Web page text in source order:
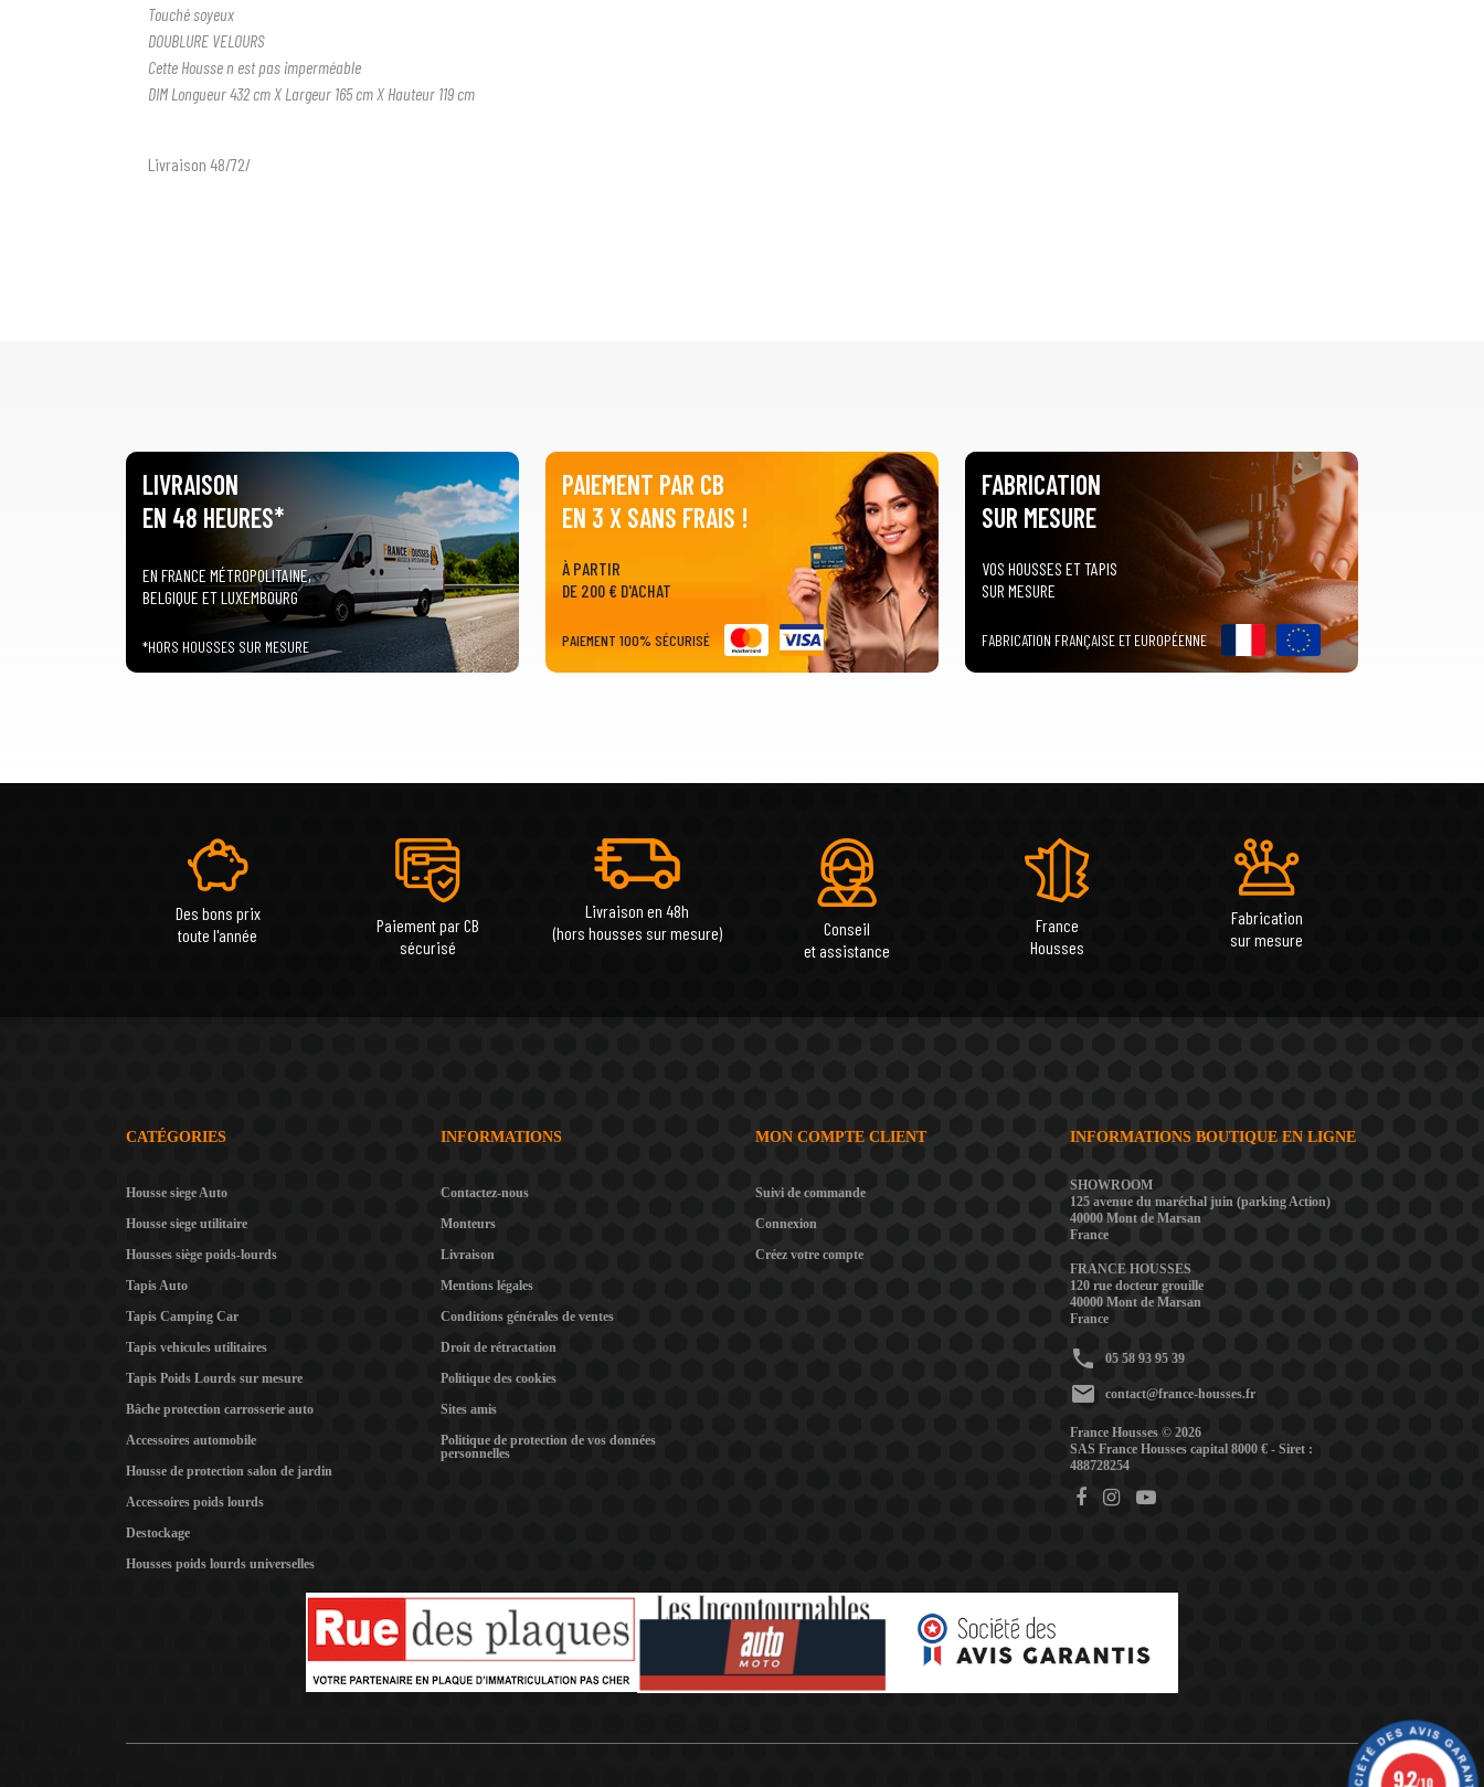
Touché soyeux
DOUBLURE VELOURS
Cette Housse n est pas imperméable
DIM Longueur 432 cm X Largeur 165 cm X Hauteur 119 cm
Livraison 48/72/
LIVRAISON
EN 48 HEURES*
EN FRANCE MÉTROPOLITAINE,
BELGIQUE ET LUXEMBOURG
*HORS HOUSSES SUR MESURE
PAIEMENT PAR CB
EN 3 X SANS FRAIS !
À PARTIR
DE 200 € D'ACHAT
PAIEMENT 100% SÉCURISÉ
FABRICATION
SUR MESURE
VOS HOUSSES ET TAPIS
SUR MESURE
FABRICATION FRANÇAISE ET EUROPÉENNE
Des bons prix
toute l'année
Paiement par CB
sécurisé
Livraison en 48h
(hors housses sur mesure)
Conseil
et assistance
France
Housses
Fabrication
sur mesure
CATÉGORIES
Housse siege Auto
Housse siege utilitaire
Housses siège poids-lourds
Tapis Auto
Tapis Camping Car
Tapis vehicules utilitaires
Tapis Poids Lourds sur mesure
Bâche protection carrosserie auto
Accessoires automobile
Housse de protection salon de jardin
Accessoires poids lourds
Destockage
Housses poids lourds universelles
INFORMATIONS
Contactez-nous
Monteurs
Livraison
Mentions légales
Conditions générales de ventes
Droit de rétractation
Politique des cookies
Sites amis
Politique de protection de vos données
personnelles
MON COMPTE CLIENT
Suivi de commande
Connexion
Créez votre compte
INFORMATIONS BOUTIQUE EN LIGNE
SHOWROOM
125 avenue du maréchal juin (parking Action)
40000 Mont de Marsan
France
FRANCE HOUSSES
120 rue docteur grouille
40000 Mont de Marsan
France
phone 05 58 93 95 39
mail contact@france-housses.fr
France Housses © 2026
SAS France Housses capital 8000 € - Siret :
488728254
9.2/10